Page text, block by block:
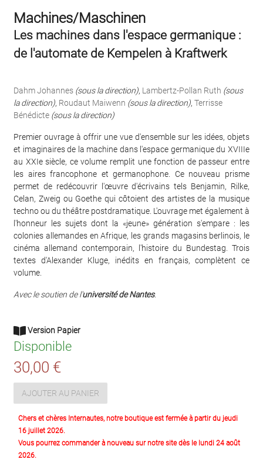
Machines/Maschinen
Les machines dans l'espace germanique :
de l'automate de Kempelen à Kraftwerk
Dahm Johannes (sous la direction), Lambertz-Pollan Ruth (sous
la direction), Roudaut Maiwenn (sous la direction), Terrisse
Bénédicte (sous la direction)
Premier ouvrage à offrir une vue d'ensemble sur les idées, objets
et imaginaires de la machine dans l'espace germanique du XVIIIe
au XXIe siècle, ce volume remplit une fonction de passeur entre
les aires francophone et germanophone. Ce nouveau prisme
permet de redécouvrir l'œuvre d'écrivains tels Benjamin, Rilke,
Celan, Zweig ou Goethe qui côtoient des artistes de la musique
techno ou du théâtre postdramatique. L'ouvrage met également à
l'honneur les sujets dont la «jeune» génération s'empare : les
colonies allemandes en Afrique, les grands magasins berlinois, le
cinéma allemand contemporain, l'histoire du Bundestag. Trois
textes d'Alexander Kluge, inédits en français, complètent ce
volume.
Avec le soutien de l'université de Nantes.
Version Papier
Disponible
30,00 €
AJOUTER AU PANIER
Chers et chères Internautes, notre boutique est fermée à partir du jeudi
16 juillet 2026.
Vous pourrez commander à nouveau sur notre site dès le lundi 24 août
2026.